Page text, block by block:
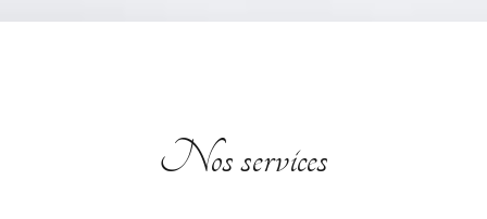
Nos services